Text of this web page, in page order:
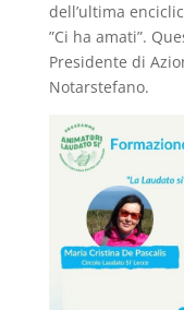
dell’ultima
”Ci ha amati”.
Presidente di
Notarstefano.